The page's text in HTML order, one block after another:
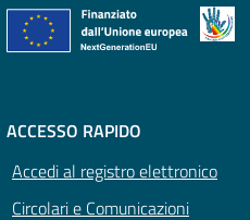
ACCESSO RAPIDO
Accedi al registro elettronico
Circolari e Comunicazioni